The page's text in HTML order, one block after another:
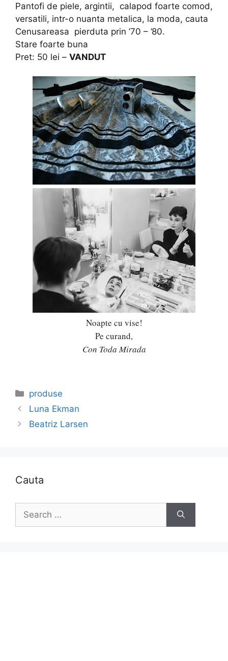
Pantofi de piele, argintii, calapod foarte comod,
versatili, intr-o nuanta metalica, la moda, cauta
Cenusareasa pierduta prin ’70 – ’80.
Stare foarte buna
Pret: 50 lei – VANDUT
Noapte cu vise!
Pe curand,
Con Toda Mirada
Categories
produse
Luna Ekman
Beatriz Larsen
Cauta
Search
for: